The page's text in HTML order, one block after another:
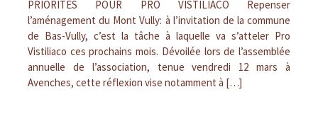
PRIORITES POUR PRO VISTILIACO Repenser
l’aménagement du Mont Vully: à l’invitation de la commune
de Bas-Vully, c’est la tâche à laquelle va s’atteler Pro
Vistiliaco ces prochains mois. Dévoilée lors de l’assemblée
annuelle de l’association, tenue vendredi 12 mars à
Avenches, cette réflexion vise notamment à […]